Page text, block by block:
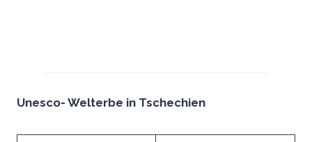
Unesco- Welterbe in Tschechien